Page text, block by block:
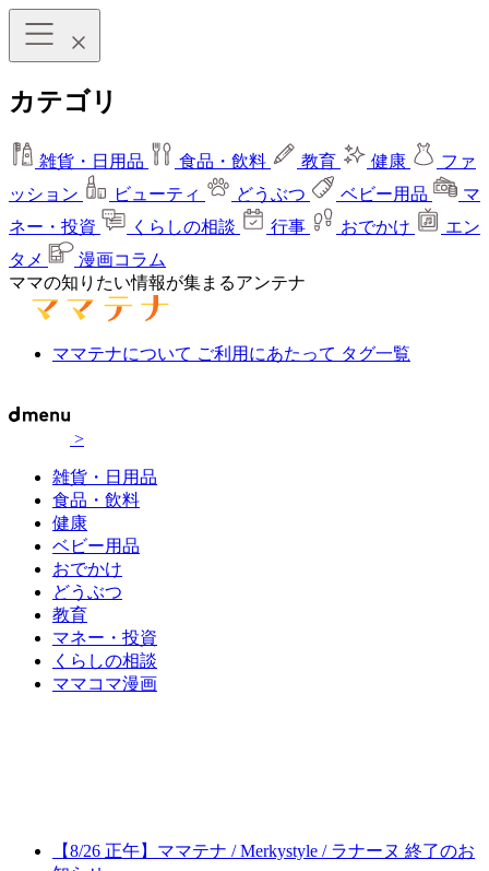
カテゴリ
雑貨・日用品 食品・飲料 教育 健康
ファ
ッション
ビューティ どうぶつ ベビー用品
マ
ネー・投資
くらしの相談 行事 おでかけ
エン
タメ
漫画コラム
ママの知りたい情報が集まるアンテナ
ママテナについて ご利用にあたって タグ一覧
>
雑貨・日用品
食品・飲料
健康
ベビー用品
おでかけ
どうぶつ
教育
マネー・投資
くらしの相談
ママコマ漫画
【8/26 正午】ママテナ / Merkystyle / ラナーヌ 終了のお